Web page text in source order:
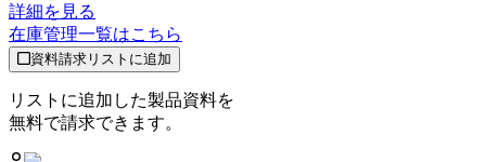
詳細を見る
在庫管理一覧はこちら
資料請求リストに追加
リストに追加した製品資料を
無料で請求できます。